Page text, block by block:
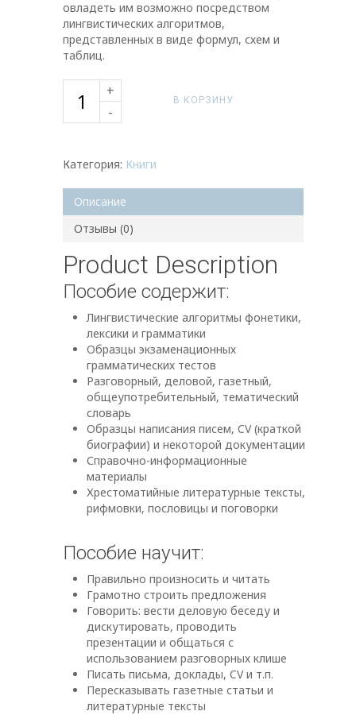
овладеть им возможно посредством
лингвистических алгоритмов,
представленных в виде формул, схем и
таблиц.
В КОРЗИНУ
Категория: Книги
Описание
Отзывы (0)
Product Description
Пособие содержит:
Лингвистические алгоритмы фонетики,
лексики и грамматики
Образцы экзаменационных
грамматических тестов
Разговорный, деловой, газетный,
общеупотребительный, тематический
словарь
Образцы написания писем, CV (краткой
биографии) и некоторой документации
Справочно-информационные
материалы
Хрестоматийные литературные тексты,
рифмовки, пословицы и поговорки
Пособие научит:
Правильно произносить и читать
Грамотно строить предложения
Говорить: вести деловую беседу и
дискутировать, проводить
презентации и общаться с
использованием разговорных клише
Писать письма, доклады, CV и т.п.
Пересказывать газетные статьи и
литературные тексты